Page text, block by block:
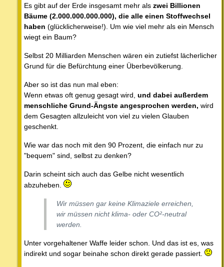
Es gibt auf der Erde insgesamt mehr als zwei Billionen
Bäume (2.000.000.000.000), die alle einen Stoffwechsel
haben (glücklicherweise!). Um wie viel mehr als ein Mensch
wiegt ein Baum?
Selbst 20 Milliarden Menschen wären ein zutiefst lächerlicher
Grund für die Befürchtung einer Überbevölkerung.
Aber so ist das nun mal eben:
Wenn etwas oft genug gesagt wird, und dabei außerdem
menschliche Grund-Ängste angesprochen werden, wird
dem Gesagten allzuleicht von viel zu vielen Glauben
geschenkt.
Wie war das noch mit den 90 Prozent, die einfach nur zu
"bequem" sind, selbst zu denken?
Darin scheint sich auch das Gelbe nicht wesentlich
abzuheben.
Wir müssen gar keine Klimaziele erreichen,
wir müssen nicht klima- oder CO²-neutral
werden.
Unter vorgehaltener Waffe leider schon. Und das ist es, was
indirekt und sogar beinahe schon direkt gerade passiert.